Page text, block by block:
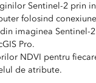
Sentinel-2 prin
folosind
imaginea Sentinel-
Pro.
NDVI pentru
de atribute.